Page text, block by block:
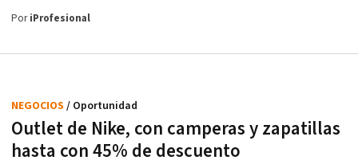
PoriProfesional
Outlet de Nike, con camperas y zapatillas
hasta con 45% de descuento
NEGOCIOS / Oportunidad